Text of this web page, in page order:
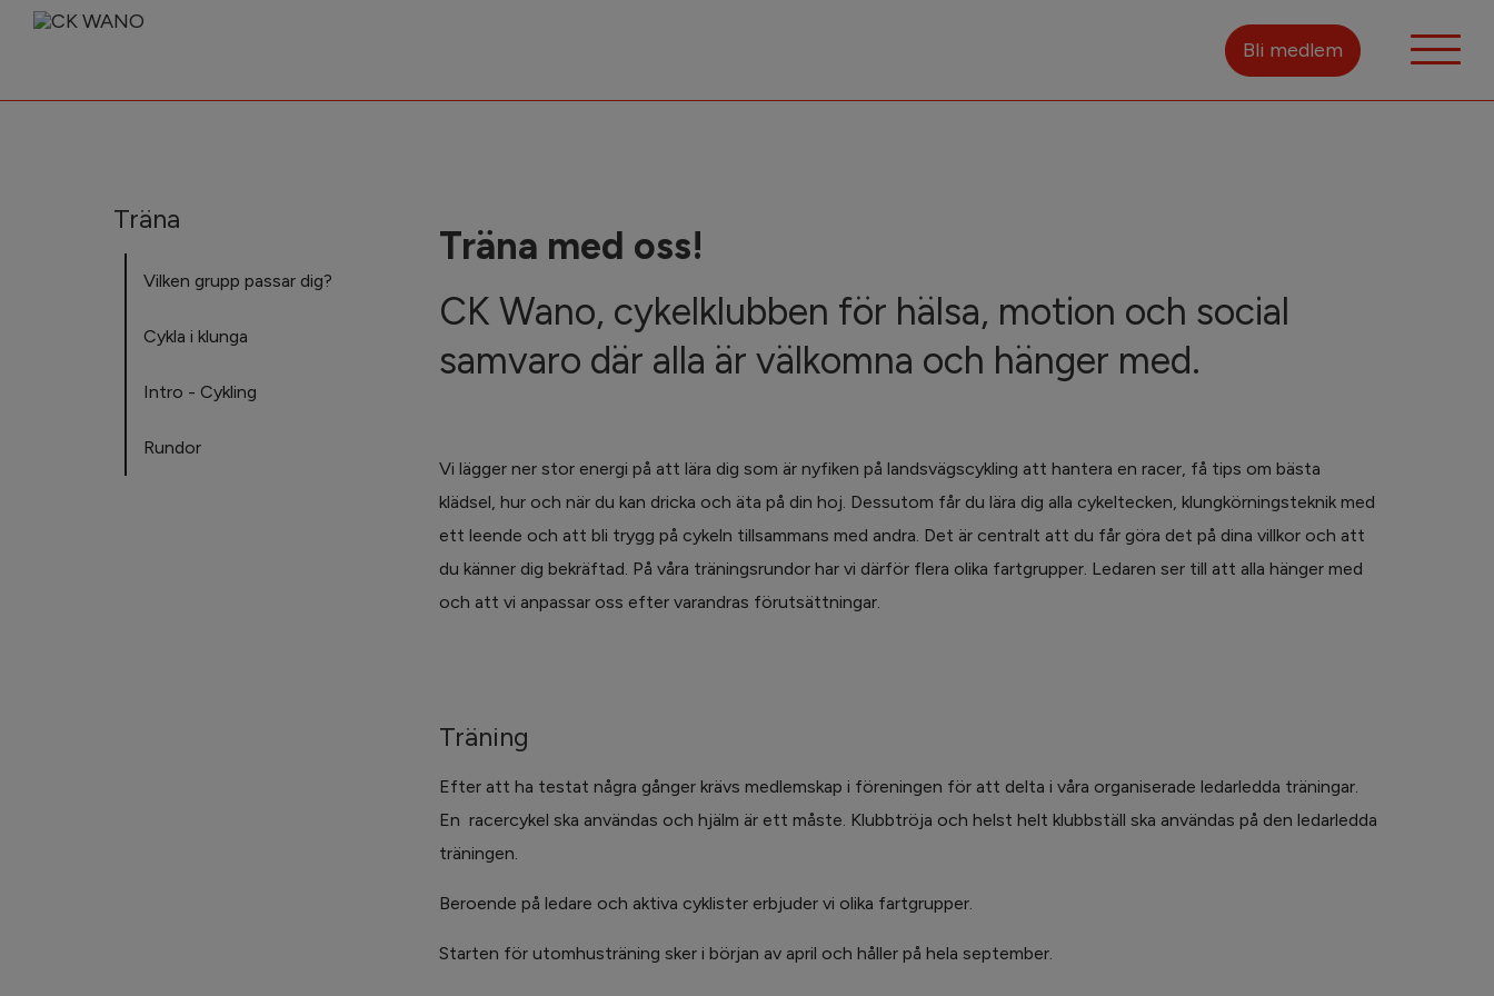
Bli medlem
Träna
Vilken grupp passar dig?
Cykla i klunga
Intro - Cykling
Rundor
Träna med oss!
CK Wano, cykelklubben för hälsa, motion och social
samvaro där alla är välkomna och hänger med.
Vi lägger ner stor energi på att lära dig som är nyfiken på landsvägscykling att hantera en racer, få tips om bästa
klädsel, hur och när du kan dricka och äta på din hoj. Dessutom får du lära dig alla cykeltecken, klungkörningsteknik med
ett leende och att bli trygg på cykeln tillsammans med andra. Det är centralt att du får göra det på dina villkor och att
du känner dig bekräftad. På våra träningsrundor har vi därför flera olika fartgrupper. Ledaren ser till att alla hänger med
och att vi anpassar oss efter varandras förutsättningar.
Träning
Efter att ha testat några gånger krävs medlemskap i föreningen för att delta i våra organiserade ledarledda träningar.
En racercykel ska användas och hjälm är ett måste. Klubbtröja och helst helt klubbställ ska användas på den ledarledda
träningen.
Beroende på ledare och aktiva cyklister erbjuder vi olika fartgrupper.
Starten för utomhusträning sker i början av april och håller på hela september.